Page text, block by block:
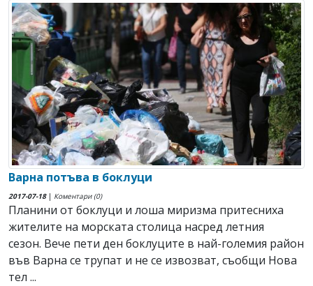
Варна потъва в боклуци
2017-07-18| Коментари (0)
Планини от боклуци и лоша миризма притесниха
жителите на морската столица насред летния
сезон. Вече пети ден боклуците в най-големия район
във Варна се трупат и не се извозват, съобщи Нова
тел ...